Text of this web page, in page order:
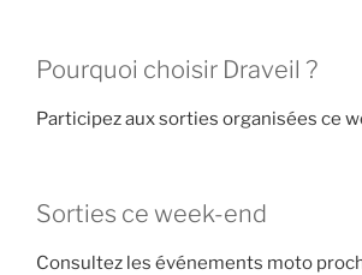
Pourquoi choisir Draveil ?
Participez aux sorties organisées ce
Sorties ce week-end
Consultez les événements moto